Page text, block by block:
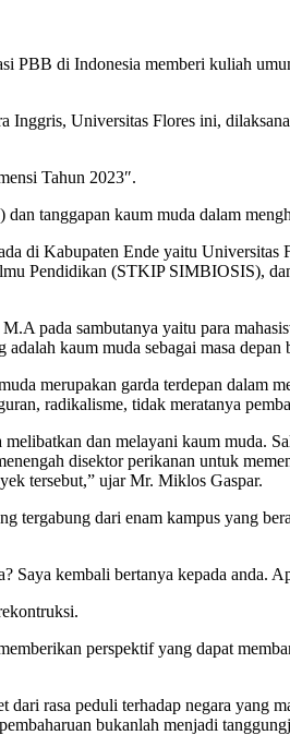
di Indonesia memberi kuliah
Universitas Flores ini,
Tahun 2023″.
tanggapan kaum muda dalam
di Kabupaten Ende yaitu
Pendidikan (STKIP SIMBIOSIS),
pada sambutanya yaitu para
kaum muda sebagai masa
merupakan garda terdepan dalam
radikalisme, tidak meratanya
dan melayani kaum muda.
disektor perikanan untuk
tersebut,” ujar Mr. Miklos Gaspar.
tergabung dari enam kampus yang
Saya kembali bertanya kepada anda.
perspektif yang dapat
rasa peduli terhadap negara yang
bukanlah menjadi